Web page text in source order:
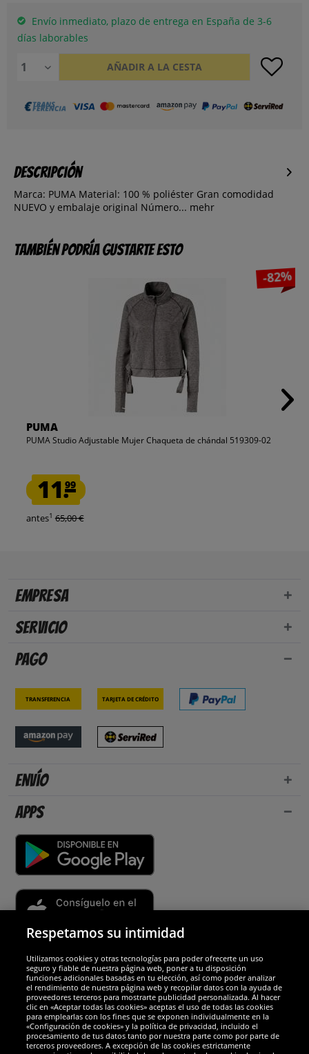
Envío inmediato, plazo de entrega en España de 3-6
días laborables
AÑADIR A LA CESTA
Descripción
Marca: PUMA Material: 100 % poliéster Gran comodidad
NUEVO y embalaje original Número... mehr
También podría gustarte esto
-82%
PUMA
PUMA Studio Adjustable Mujer Chaqueta de chándal 519309-02
11.99
antes1 65,00 €
Empresa
Servicio
Pago
Transferencia Tarjeta de crédito
Envío
Apps
Socios y seguridad
Galardones
Respetamos su intimidad
Utilizamos cookies y otras tecnologías para poder ofrecerte un uso
seguro y fiable de nuestra página web, poner a tu disposición
funciones adicionales basadas en tu elección, así como poder analizar
el rendimiento de nuestra página web y recopilar datos con la ayuda de
proveedores terceros para mostrarte publicidad personalizada. Al hacer
clic en «Aceptar todas las cookies» aceptas el uso de todas las cookies
para emplearlas con los fines que se exponen individualmente en la
«Configuración de cookies» y la política de privacidad, incluido el
procesamiento de tus datos tanto por nuestra parte como por parte de
terceros proveedores. A excepción de las cookies estrictamente